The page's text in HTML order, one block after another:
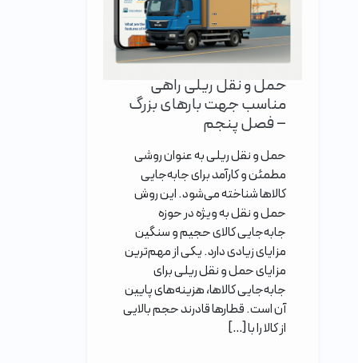
حمل و نقل ریلی راهی
مناسب جهت بارهای بزرگ
– فصل پنجم
حمل و نقل ریلی به عنوان روشی
مطمئن و کارآمد برای جابه‌جایی
کالاها شناخته می‌شود. این روش
حمل و نقل به ویژه در حوزه
جابه‌جایی کالای حجیم و سنگین
مزایای زیادی دارد. یکی از مهم‌ترین
مزایای حمل و نقل ریلی برای
جابه‌جایی کالاها، هزینه‌های پایین
آن است. قطارها قادرند حجم بالایی
از کالا را با […]